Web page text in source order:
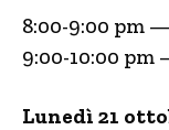
8:00-9:00 pm
9:00-10:00 pm
Lunedì 21